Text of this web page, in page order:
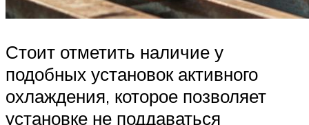
Стоит отметить наличие у
подобных установок активного
охлаждения, которое позволяет
установке не поддаваться